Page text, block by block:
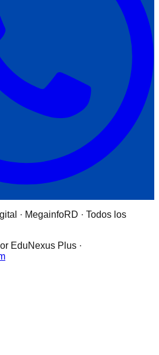
· MegainfoRD · Todos los
EduNexus Plus ·